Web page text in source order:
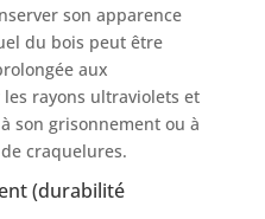
son apparence
du bois peut être
aux
rayons ultraviolets et
son grisonnement ou à
craquelures.
(durabilité